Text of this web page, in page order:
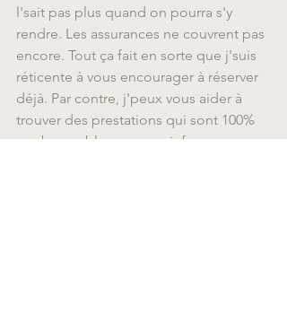
l'sait pas plus quand on pourra s'y
rendre. Les assurances ne couvrent pas
encore. Tout ça fait en sorte que j'suis
réticente à vous encourager à réserver
déjà. Par contre, j'peux vous aider à
trouver des prestations qui sont 100%
remboursables ou vous informer sur